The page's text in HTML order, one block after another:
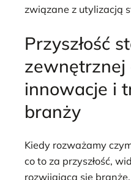
związane z utylizacją
Przyszłość
zewnętrznej
innowacje i
branży
Kiedy rozważamy
co to za przyszłość,
rozwijającą się